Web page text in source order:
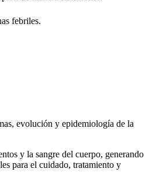
febriles.
evolución y epidemiología de la
y la sangre del cuerpo, generando
para el cuidado, tratamiento y